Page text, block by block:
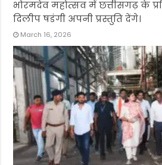
भोरमदेव महोत्सव में छत्तीसगढ़ के
दिलीप षडंगी अपनी प्रस्तुति देंगे।
March 16, 2026